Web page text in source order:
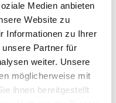
Medien anbieten
Website zu
Informationen zu Ihrer
Partner für
weiter. Unsere
möglicherweise mit
ihnen bereitgestellt